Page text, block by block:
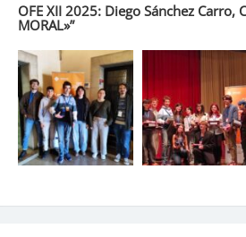
OFE XII 2025: Diego Sánchez Carro,
MORAL»”